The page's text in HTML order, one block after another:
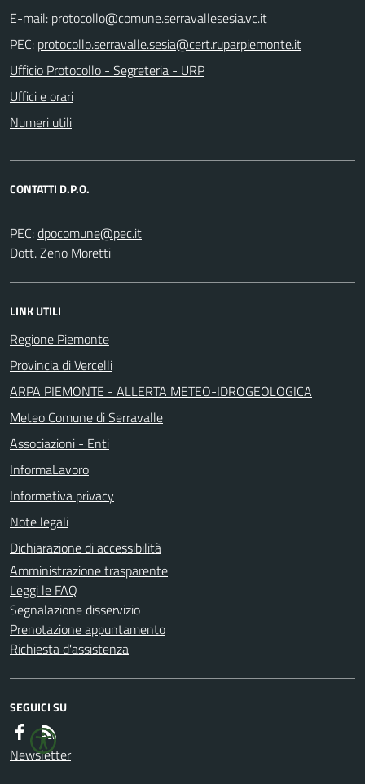
E-mail:
PEC:
Ufficio Protocollo - Segreteria - URP
Uffici e orari
Numeri utili
CONTATTI D.P.O.
PEC:
Dott. Zeno Moretti
LINK UTILI
Regione Piemonte
Provincia di Vercelli
ARPA PIEMONTE - ALLERTA METEO-IDROGEOLOGICA
Meteo Comune di Serravalle
Associazioni - Enti
InformaLavoro
Informativa privacy
Note legali
Dichiarazione di accessibilità
Amministrazione trasparente
Leggi le FAQ
Segnalazione disservizio
Prenotazione appuntamento
Richiesta d'assistenza
SEGUICI SU
Newsletter